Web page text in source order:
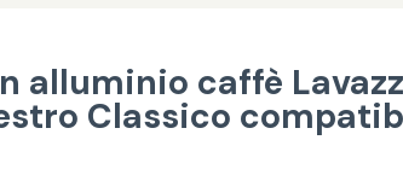
alluminio caffè
Classico